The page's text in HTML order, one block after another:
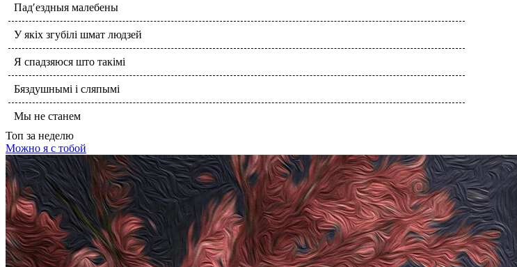
Пад′ездныя малебены
У якіх згубілі шмат людзей
Я спадзяюся што такімі
Бяздушнымі і сляпымі
Мы не станем
Топ за неделю
Можно я с тобой